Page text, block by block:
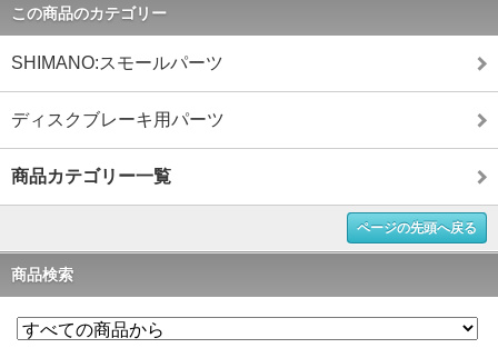
この商品のカテゴリー
SHIMANO:スモールパーツ
ディスクブレーキ用パーツ
商品カテゴリー一覧
ページの先頭へ戻る
商品検索